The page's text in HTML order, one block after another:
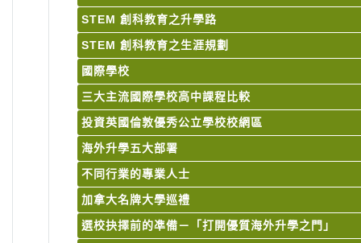
STEM 創科教育之升學路
STEM 創科教育之生涯規劃
國際學校
三大主流國際學校高中課程比較
投資英國倫敦優秀公立學校校網區
海外升學五大部署
不同行業的專業人士
加拿大名牌大學巡禮
選校抉擇前的凖備－「打開優質海外升學之門」